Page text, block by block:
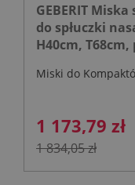
GEBERIT Miska
do spłuczki
H40cm,
poziomy lub
Miski do
1 173,79 zł
1 834,05 zł